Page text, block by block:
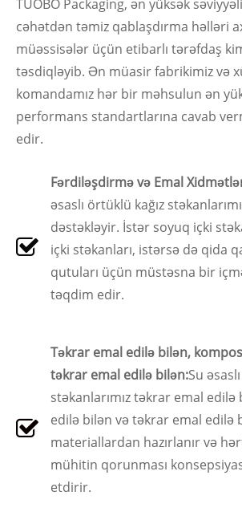
TUOBO Packaging, ən yüksək
cəhətdən təmiz qablaşdırma həlləri
müəssisələr üçün etibarlı tərəfdaş
təsdiqləyib. Ən müasir fabrikimiz və
komandamız hər bir məhsulun ən
performans standartlarına cavab
edir.
Fərdiləşdirmə və Emal
əsaslı örtüklü kağız
dəstəkləyir. İstər soyuq içki
içki stəkanları, istərsə də qida
qutuları üçün müstəsna bir
təqdim edir.
Təkrar emal edilə bilən,
təkrar emal edilə bilən:Su
stəkanlarımız təkrar emal
edilə bilən və təkrar emal edilə
materiallardan hazırlanır və
mühitin qorunması
etdirir.